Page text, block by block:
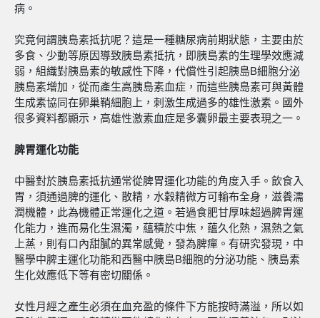
病。
究竟何謂胰島素抵抗呢？這是一種糖尿病前期狀態，主要由於
多食、少動等原因導致胰島素抵抗，即胰島素的生理學效應減
弱，組織對胰島素的敏感性下降，代償性引起胰島B細胞分泌
胰島素增加，從而產生高胰島素血症，而這些胰島素可與黃體
生成素協同在卵巢鞘細胞上，刺激生成過多的雄性激素。國外
很多資料都顯示，高雄性激素血症是多囊卵最主要表現之一。
脾胃運化功能
中醫對於胰島素抵抗通常從脾胃運化功能的角度入手。飲食入
胃，須通過脾的運化、散精，水穀精微方可輸布全身，滋養濡
潤機體，此為機體正常運化之道。若過食肥甘厚味超過脾胃運
化能力，進而易化生濕濁，蘊積於中焦，蘊久化熱，濕熱之氣
上蒸，則有口內甜膩的異常感覺，發為脾癉。有研究發現，中
醫學中脾主運化功能和西醫中胰島B細胞的分泌功能、胰島素
生化效應低下等有密切關係。
女性月經之產生必須在血充盈的條件下方能按時滿溢，所以如